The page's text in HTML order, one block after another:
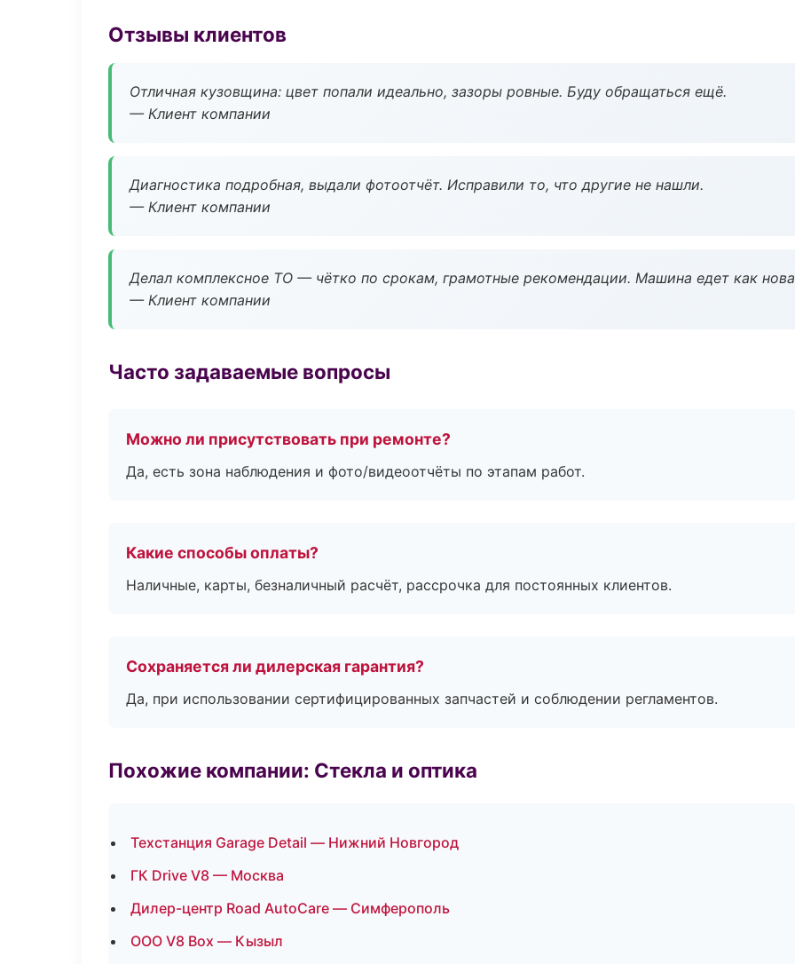
Отзывы клиентов
Отличная кузовщина: цвет попали идеально, зазоры ровные. Буду обращаться ещё.
— Клиент компании
Диагностика подробная, выдали фотоотчёт. Исправили то, что другие не нашли.
— Клиент компании
Делал комплексное ТО — чётко по срокам, грамотные рекомендации. Машина едет как
— Клиент компании
Часто задаваемые вопросы
Можно ли присутствовать при ремонте?
Да, есть зона наблюдения и фото/видеоотчёты по этапам работ.
Какие способы оплаты?
Наличные, карты, безналичный расчёт, рассрочка для постоянных клиентов.
Сохраняется ли дилерская гарантия?
Да, при использовании сертифицированных запчастей и соблюдении регламентов.
Похожие компании: Стекла и оптика
Техстанция Garage Detail — Нижний Новгород
ГК Drive V8 — Москва
Дилер-центр Road AutoCare — Симферополь
ООО V8 Box — Кызыл